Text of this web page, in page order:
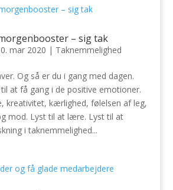
– sig tak
mar 2020 | Taknemmelighed
Og så er du i gang med dagen.
at få gang i de positive emotioner.
kreativitet, kærlighed, følelsen af leg,
mod. Lyst til at lære. Lyst til at
i taknemmelighed...